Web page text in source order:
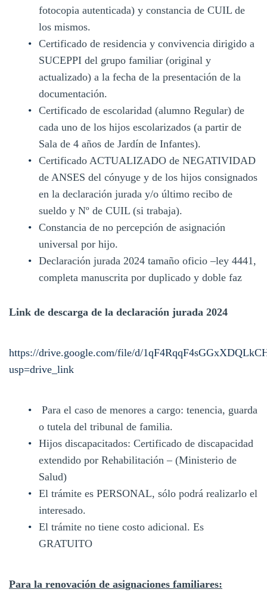
fotocopia autenticada) y constancia de CUIL de
los mismos.
Certificado de residencia y convivencia dirigido a
SUCEPPI del grupo familiar (original y
actualizado) a la fecha de la presentación de la
documentación.
Certificado de escolaridad (alumno Regular) de
cada uno de los hijos escolarizados (a partir de
Sala de 4 años de Jardín de Infantes).
Certificado ACTUALIZADO de NEGATIVIDAD
de ANSES del cónyuge y de los hijos consignados
en la declaración jurada y/o último recibo de
sueldo y Nº de CUIL (si trabaja).
Constancia de no percepción de asignación
universal por hijo.
Declaración jurada 2024 tamaño oficio –ley 4441,
completa manuscrita por duplicado y doble faz
Link de descarga de la declaración jurada 2024
https://drive.google.com/file/d/
usp=drive_link
Para el caso de menores a cargo: tenencia, guarda
o tutela del tribunal de familia.
Hijos discapacitados: Certificado de discapacidad
extendido por Rehabilitación – (Ministerio de
Salud)
El trámite es PERSONAL, sólo podrá realizarlo el
interesado.
El trámite no tiene costo adicional. Es
GRATUITO
Para la renovación de asignaciones familiares: